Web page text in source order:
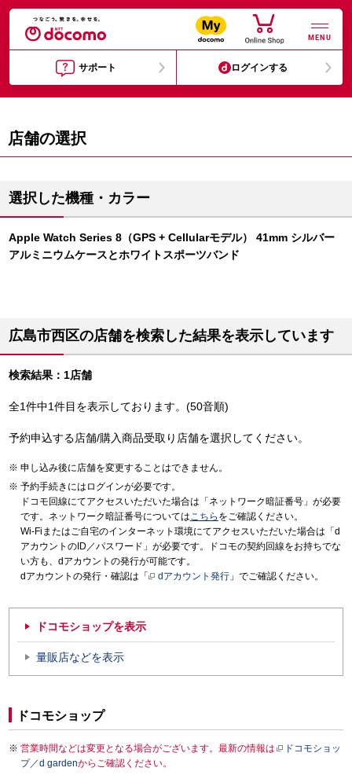
MENU
サポート ログインする
店舗の選択
選択した機種・カラー
Apple Watch Series 8（GPS + Cellularモデル） 41mm シルバー
アルミニウムケースとホワイトスポーツバンド
広島市西区の店舗を検索した結果を表示しています
検索結果：1店舗
全1件中1件目を表示しております。(50音順)
予約申込する店舗/購入商品受取り店舗を選択してください。
申し込み後に店舗を変更することはできません。
予約手続きにはログインが必要です。
ドコモ回線にてアクセスいただいた場合は「ネットワーク暗証番号」が必要
です。ネットワーク暗証番号についてはこちら をご確認ください。
Wi-Fiまたはご自宅のインターネット環境にてアクセスいただいた場合は「d
アカウントのID／パスワード」が必要です。ドコモの契約回線をお持ちでな
い方も、dアカウントの発行が可能です。
dアカウントの発行・確認は「
dアカウント発行 」でご確認ください。
ドコモショップを表示
量販店などを表示
ドコモショップ
営業時間などは変更となる場合がございます。最新の情報は
ドコモショッ
プ／d gardenからご確認ください。